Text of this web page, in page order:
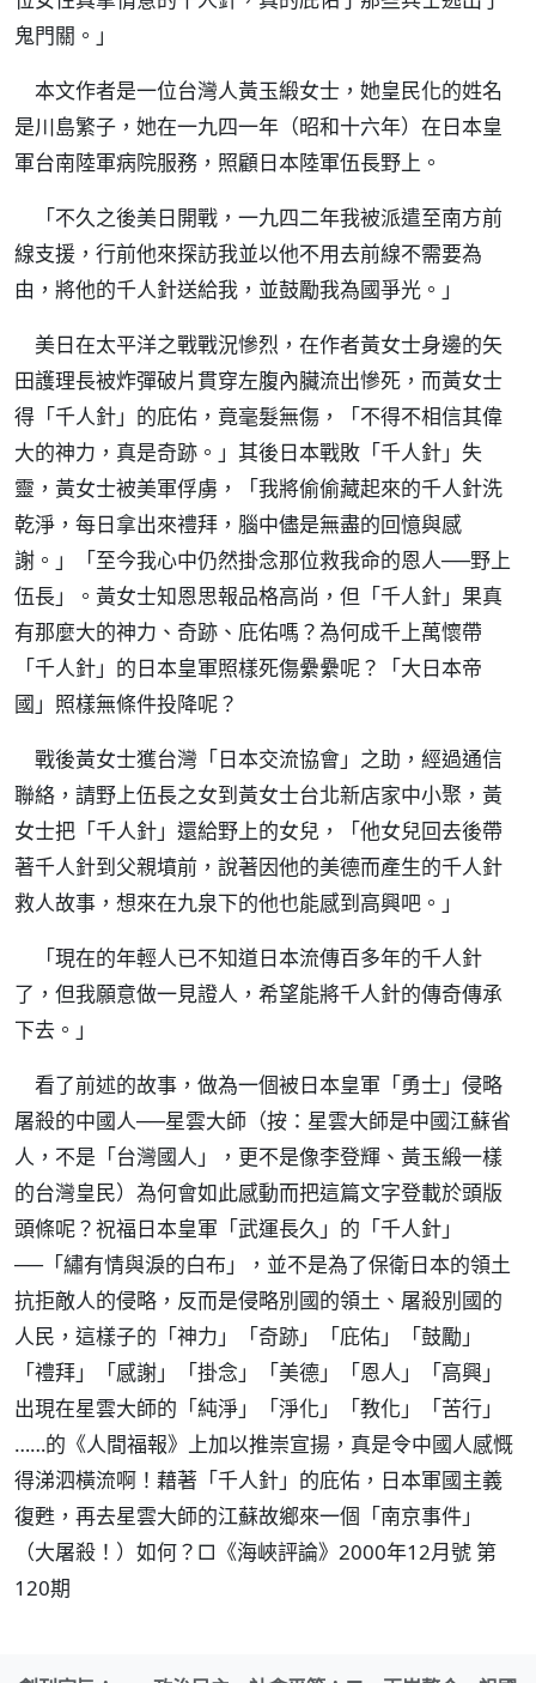
鬼門關。」
本文作者是一位台灣人黃玉緞女士，她皇民化的姓名
是川島繁子，她在一九四一年（昭和十六年）在日本皇
軍台南陸軍病院服務，照顧日本陸軍伍長野上。
「不久之後美日開戰，一九四二年我被派遣至南方前
線支援，行前他來探訪我並以他不用去前線不需要為
由，將他的千人針送給我，並鼓勵我為國爭光。」
美日在太平洋之戰戰況慘烈，在作者黃女士身邊的矢
田護理長被炸彈破片貫穿左腹內臟流出慘死，而黃女士
得「千人針」的庇佑，竟毫髮無傷，「不得不相信其偉
大的神力，真是奇跡。」其後日本戰敗「千人針」失
靈，黃女士被美軍俘虜，「我將偷偷藏起來的千人針洗
乾淨，每日拿出來禮拜，腦中儘是無盡的回憶與感
謝。」「至今我心中仍然掛念那位救我命的恩人──野上
伍長」。黃女士知恩思報品格高尚，但「千人針」果真
有那麼大的神力、奇跡、庇佑嗎？為何成千上萬懷帶
「千人針」的日本皇軍照樣死傷纍纍呢？「大日本帝
國」照樣無條件投降呢？
戰後黃女士獲台灣「日本交流協會」之助，經過通信
聯絡，請野上伍長之女到黃女士台北新店家中小聚，黃
女士把「千人針」還給野上的女兒，「他女兒回去後帶
著千人針到父親墳前，說著因他的美德而產生的千人針
救人故事，想來在九泉下的他也能感到高興吧。」
「現在的年輕人已不知道日本流傳百多年的千人針
了，但我願意做一見證人，希望能將千人針的傳奇傳承
下去。」
看了前述的故事，做為一個被日本皇軍「勇士」侵略
屠殺的中國人──星雲大師（按：星雲大師是中國江蘇省
人，不是「台灣國人」，更不是像李登輝、黃玉緞一樣
的台灣皇民）為何會如此感動而把這篇文字登載於頭版
頭條呢？祝福日本皇軍「武運長久」的「千人針」
──「繡有情與淚的白布」，並不是為了保衛日本的領土
抗拒敵人的侵略，反而是侵略別國的領土、屠殺別國的
人民，這樣子的「神力」「奇跡」「庇佑」「鼓勵」
「禮拜」「感謝」「掛念」「美德」「恩人」「高興」
出現在星雲大師的「純淨」「淨化」「教化」「苦行」
……的《人間福報》上加以推崇宣揚，真是令中國人感慨
得涕泗橫流啊！藉著「千人針」的庇佑，日本軍國主義
復甦，再去星雲大師的江蘇故鄉來一個「南京事件」
（大屠殺！）如何？□《海峽評論》2000年12月號 第
120期